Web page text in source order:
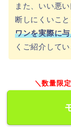
また、いい悪
断しにくいこと
ワンを実際に
くご紹介して
＼数量限